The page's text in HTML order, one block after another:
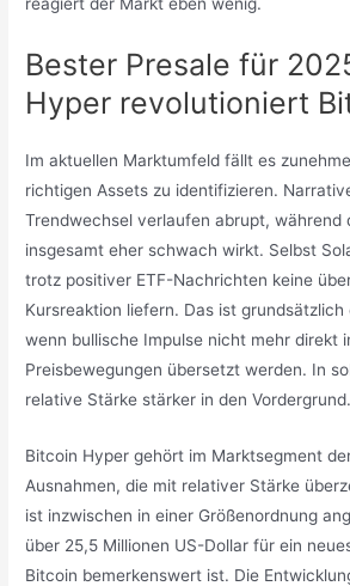
reagiert der Markt eben wenig.
Bester Presale für
Hyper revolutioniert
Im aktuellen Marktumfeld fällt es
richtigen Assets zu identifizieren.
Trendwechsel verlaufen abrupt, während
insgesamt eher schwach wirkt. Selbst
trotz positiver ETF-Nachrichten keine
Kursreaktion liefern. Das ist grundsätzlich
wenn bullische Impulse nicht mehr direkt
Preisbewegungen übersetzt werden. In
relative Stärke stärker in den Vordergrund.
Bitcoin Hyper gehört im Marktsegment
Ausnahmen, die mit relativer Stärke
ist inzwischen in einer Größenordnung
über 25,5 Millionen US-Dollar für ein
Bitcoin bemerkenswert ist. Die